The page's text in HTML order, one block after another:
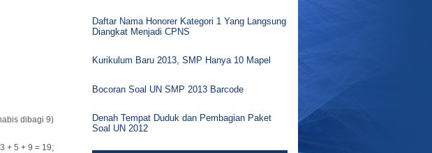
dibagi 9)
+ 5 + 9 = 19;
Daftar Nama Honorer Kategori 1 Yang Langsung
Diangkat Menjadi CPNS
Kurikulum Baru 2013, SMP Hanya 10 Mapel
Bocoran Soal UN SMP 2013 Barcode
Denah Tempat Duduk dan Pembagian Paket
Soal UN 2012